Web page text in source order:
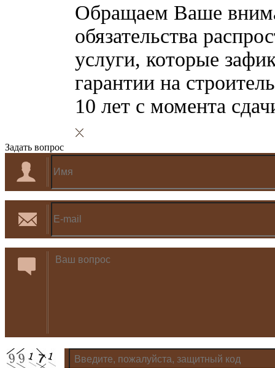
Обращаем Ваше
обязательства
услуги, которые
гарантии на
10 лет с момента
Задать вопрос